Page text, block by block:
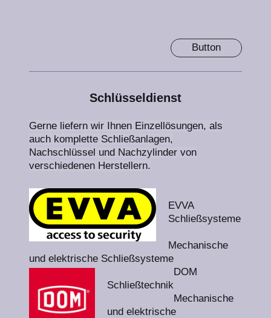
Button
Schlüsseldienst
Gerne liefern wir Ihnen Einzellösungen, als
auch komplette Schließanlagen,
Nachschlüssel und Nachzylinder von
verschiedenen Herstellern.
EVVA
Schließsysteme
Mechanische
und elektrische Schließsysteme
DOM
Schließtechnik
Mechanische
und elektrische